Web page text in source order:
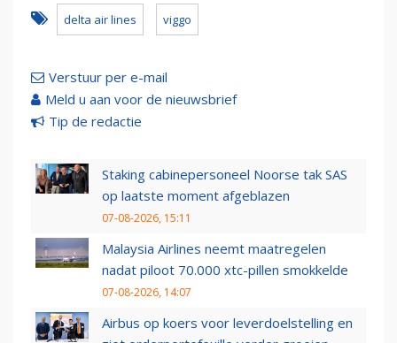
delta air lines viggo
Verstuur per e-mail
Meld u aan voor de nieuwsbrief
Tip de redactie
Staking cabinepersoneel Noorse tak SAS
op laatste moment afgeblazen
07-08-2026, 15:11
Malaysia Airlines neemt maatregelen
nadat piloot 70.000 xtc-pillen smokkelde
07-08-2026, 14:07
Airbus op koers voor leverdoelstelling en